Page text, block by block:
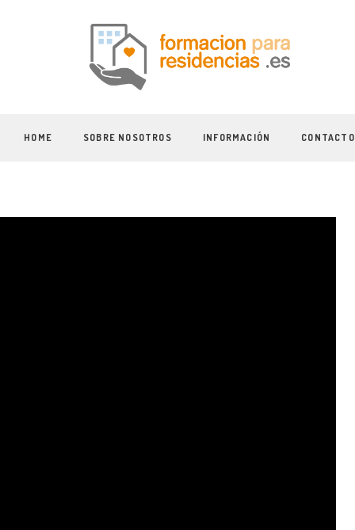
HOME SOBRE NOSOTROS INFORMACIÓN CONTACTO